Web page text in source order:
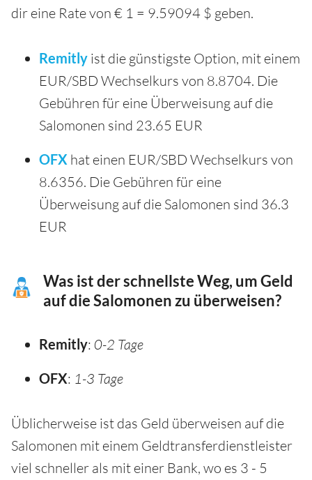
dir eine Rate von € 1 = 9.59094 $ geben.
Remitly ist die günstigste Option, mit einem
EUR/SBD Wechselkurs von 8.8704. Die
Gebühren für eine Überweisung auf die
Salomonen sind 23.65 EUR
OFX hat einen EUR/SBD Wechselkurs von
8.6356. Die Gebühren für eine
Überweisung auf die Salomonen sind 36.3
EUR
Was ist der schnellste Weg, um Geld
auf die Salomonen zu überweisen?
Remitly: 0-2 Tage
OFX: 1-3 Tage
Üblicherweise ist das Geld überweisen auf die
Salomonen mit einem Geldtransferdienstleister
viel schneller als mit einer Bank, wo es 3 - 5